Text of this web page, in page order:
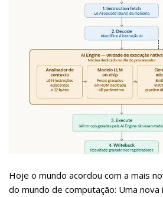
Hoje o mundo acordou com a mais
do mundo de computação: Uma